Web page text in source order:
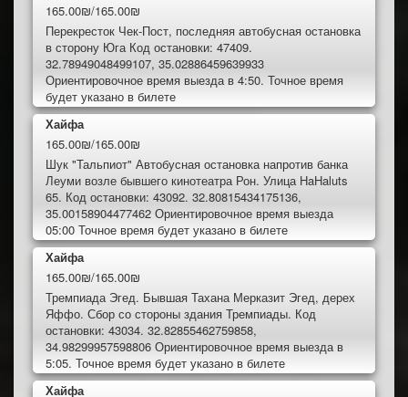
165.00₪/165.00₪
Перекресток Чек-Пост, последняя автобусная остановка
в сторону Юга Код остановки: 47409.
32.78949048499107, 35.02886459639933
Ориентировочное время выезда в 4:50. Точное время
будет указано в билете
Хайфа
165.00₪/165.00₪
Шук "Тальпиот" Автобусная остановка напротив банка
Леуми возле бывшего кинотеатра Рон. Улица HaHaluts
65. Код остановки: 43092. 32.80815434175136,
35.00158904477462 Ориентировочное время выезда
05:00 Точное время будет указано в билете
Хайфа
165.00₪/165.00₪
Тремпиада Эгед. Бывшая Тахана Мерказит Эгед, дерех
Яффо. Сбор со стороны здания Тремпиады. Код
остановки: 43034. 32.82855462759858,
34.98299957598806 Ориентировочное время выезда в
5:05. Точное время будет указано в билете
Хайфа